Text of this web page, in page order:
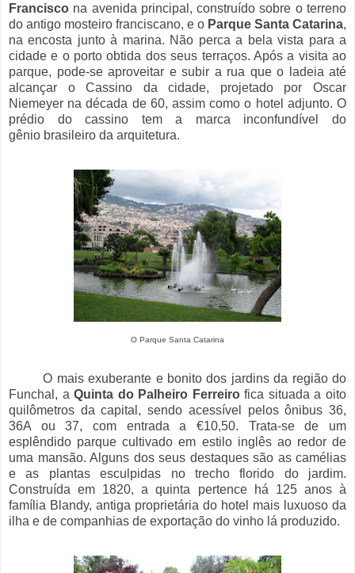
Francisco na avenida principal, construído sobre o terreno
do antigo mosteiro franciscano, e o Parque Santa Catarina,
na encosta junto à marina. Não perca a bela vista para a
cidade e o porto obtida dos seus terraços. Após a visita ao
parque, pode-se aproveitar e subir a rua que o ladeia até
alcançar o Cassino da cidade, projetado por Oscar
Niemeyer na década de 60, assim como o hotel adjunto. O
prédio do cassino tem a marca inconfundível do
gênio brasileiro da arquitetura.
O Parque Santa Catarina
O mais exuberante e bonito dos jardins da região do
Funchal, aQuinta do Palheiro Ferreirofica situada a oito
quilômetros da capital, sendo acessível pelos ônibus 36,
36A ou 37, com entrada a €10,50. Trata-se de um
esplêndido parque cultivado em estilo inglês ao redor de
uma mansão. Alguns dos seus destaques são as camélias
e as plantas esculpidas no trecho florido do jardim.
Construída em 1820, a quinta pertence há 125 anos à
família Blandy, antiga proprietária do hotel mais luxuoso da
ilha e de companhias de exportação do vinho lá produzido.